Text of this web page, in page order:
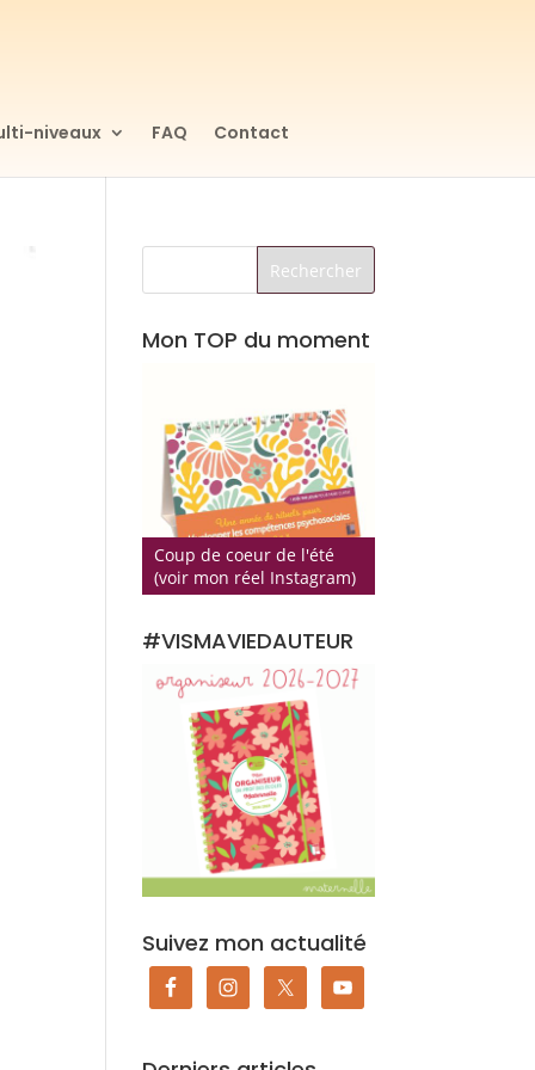
niveaux FAQ Contact
Mon TOP du moment
Coup de coeur de l'été
(voir mon réel Instagram)
#VISMAVIEDAUTEUR
Suivez mon actualité